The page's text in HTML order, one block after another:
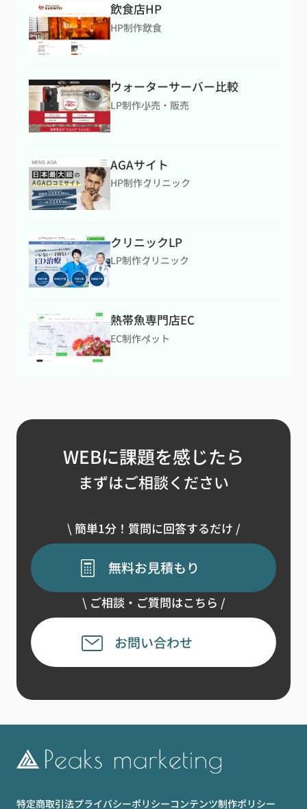
飲食店HP
HP制作飲食
ウォーターサーバー比較
LP制作小売・販売
AGAサイト
HP制作クリニック
クリニックLP
LP制作クリニック
熱帯魚専門店EC
EC制作ペット
WEBに課題を感じたら
まずはご相談ください
\ 簡単1分！質問に回答するだけ /
無料お見積もり
\ ご相談・ご質問はこちら /
お問い合わせ
特定商取引法プライバシーポリシーコンテンツ制作ポリシー